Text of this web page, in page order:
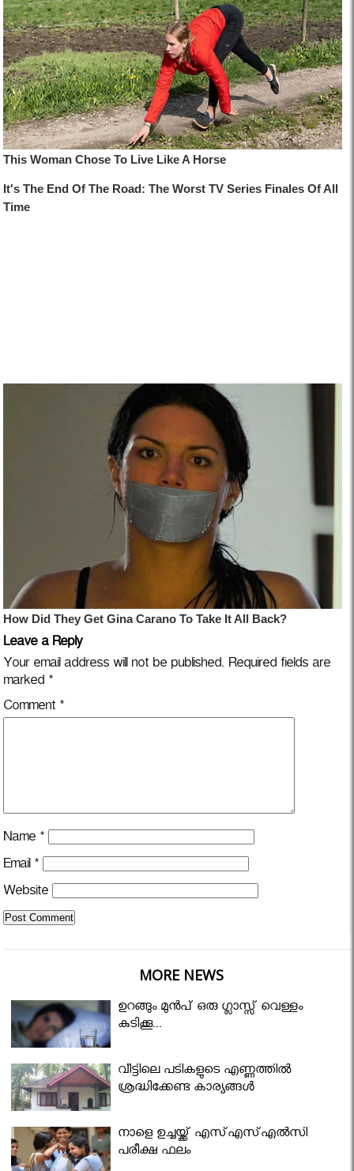
Leave a Reply
Your email address will not be published. Required fields are
marked *
Comment *
Name *
Email *
Website
MORE NEWS
ഉറങ്ങും മുന്‍പ് ഒരു ഗ്ലാസ്സ് വെള്ളം
കുടിക്കൂ...
വീട്ടിലെ പടികളുടെ എണ്ണത്തിൽ
ശ്രദ്ധിക്കേണ്ട കാര്യങ്ങൾ
നാളെ ഉച്ചയ്ക്ക് എസ്എസ്എല്‍സി
പരീക്ഷ ഫലം